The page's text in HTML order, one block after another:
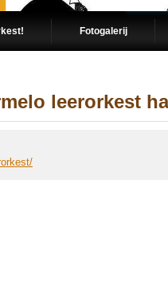
Fotogalerij
leerorkest